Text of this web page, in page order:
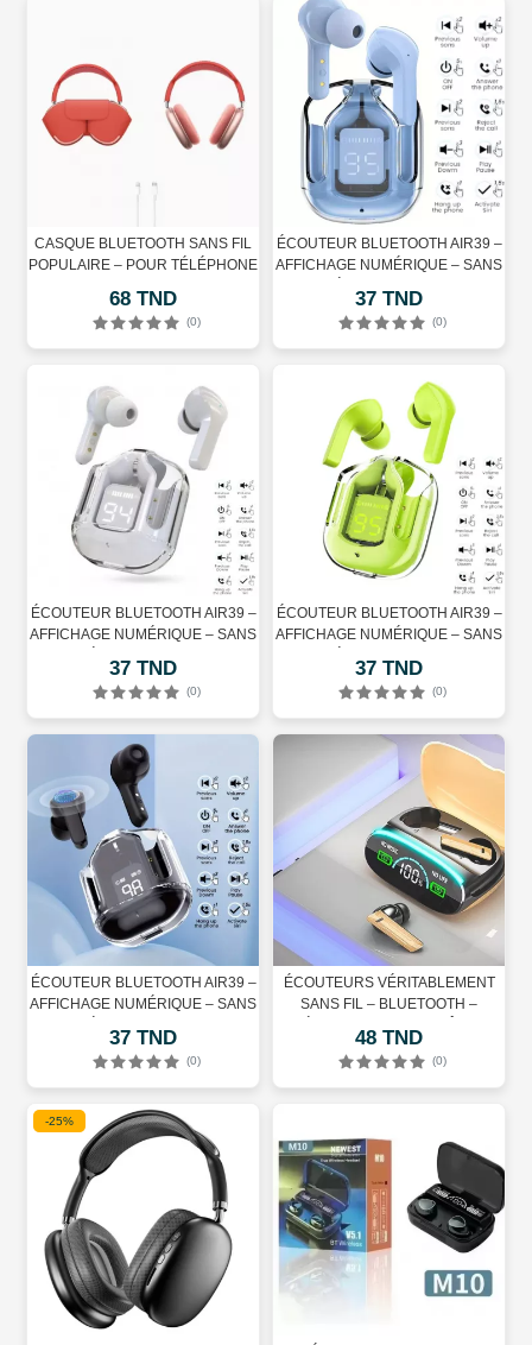
CASQUE BLUETOOTH SANS FIL
POPULAIRE – POUR TÉLÉPHONE
68 TND
(0)
ÉCOUTEUR BLUETOOTH AIR39 –
AFFICHAGE NUMÉRIQUE – SANS
BLEU
37 TND
(0)
ÉCOUTEUR BLUETOOTH AIR39 –
AFFICHAGE NUMÉRIQUE – SANS
GRIS
37 TND
(0)
ÉCOUTEUR BLUETOOTH AIR39 –
AFFICHAGE NUMÉRIQUE – SANS
VERT
37 TND
(0)
ÉCOUTEUR BLUETOOTH AIR39 –
AFFICHAGE NUMÉRIQUE – SANS
NOIR
37 TND
(0)
ÉCOUTEURS VÉRITABLEMENT
SANS FIL – BLUETOOTH –
TACTILE – MICROPHONE
INTÉGRÉ
48 TND
(0)
-25%